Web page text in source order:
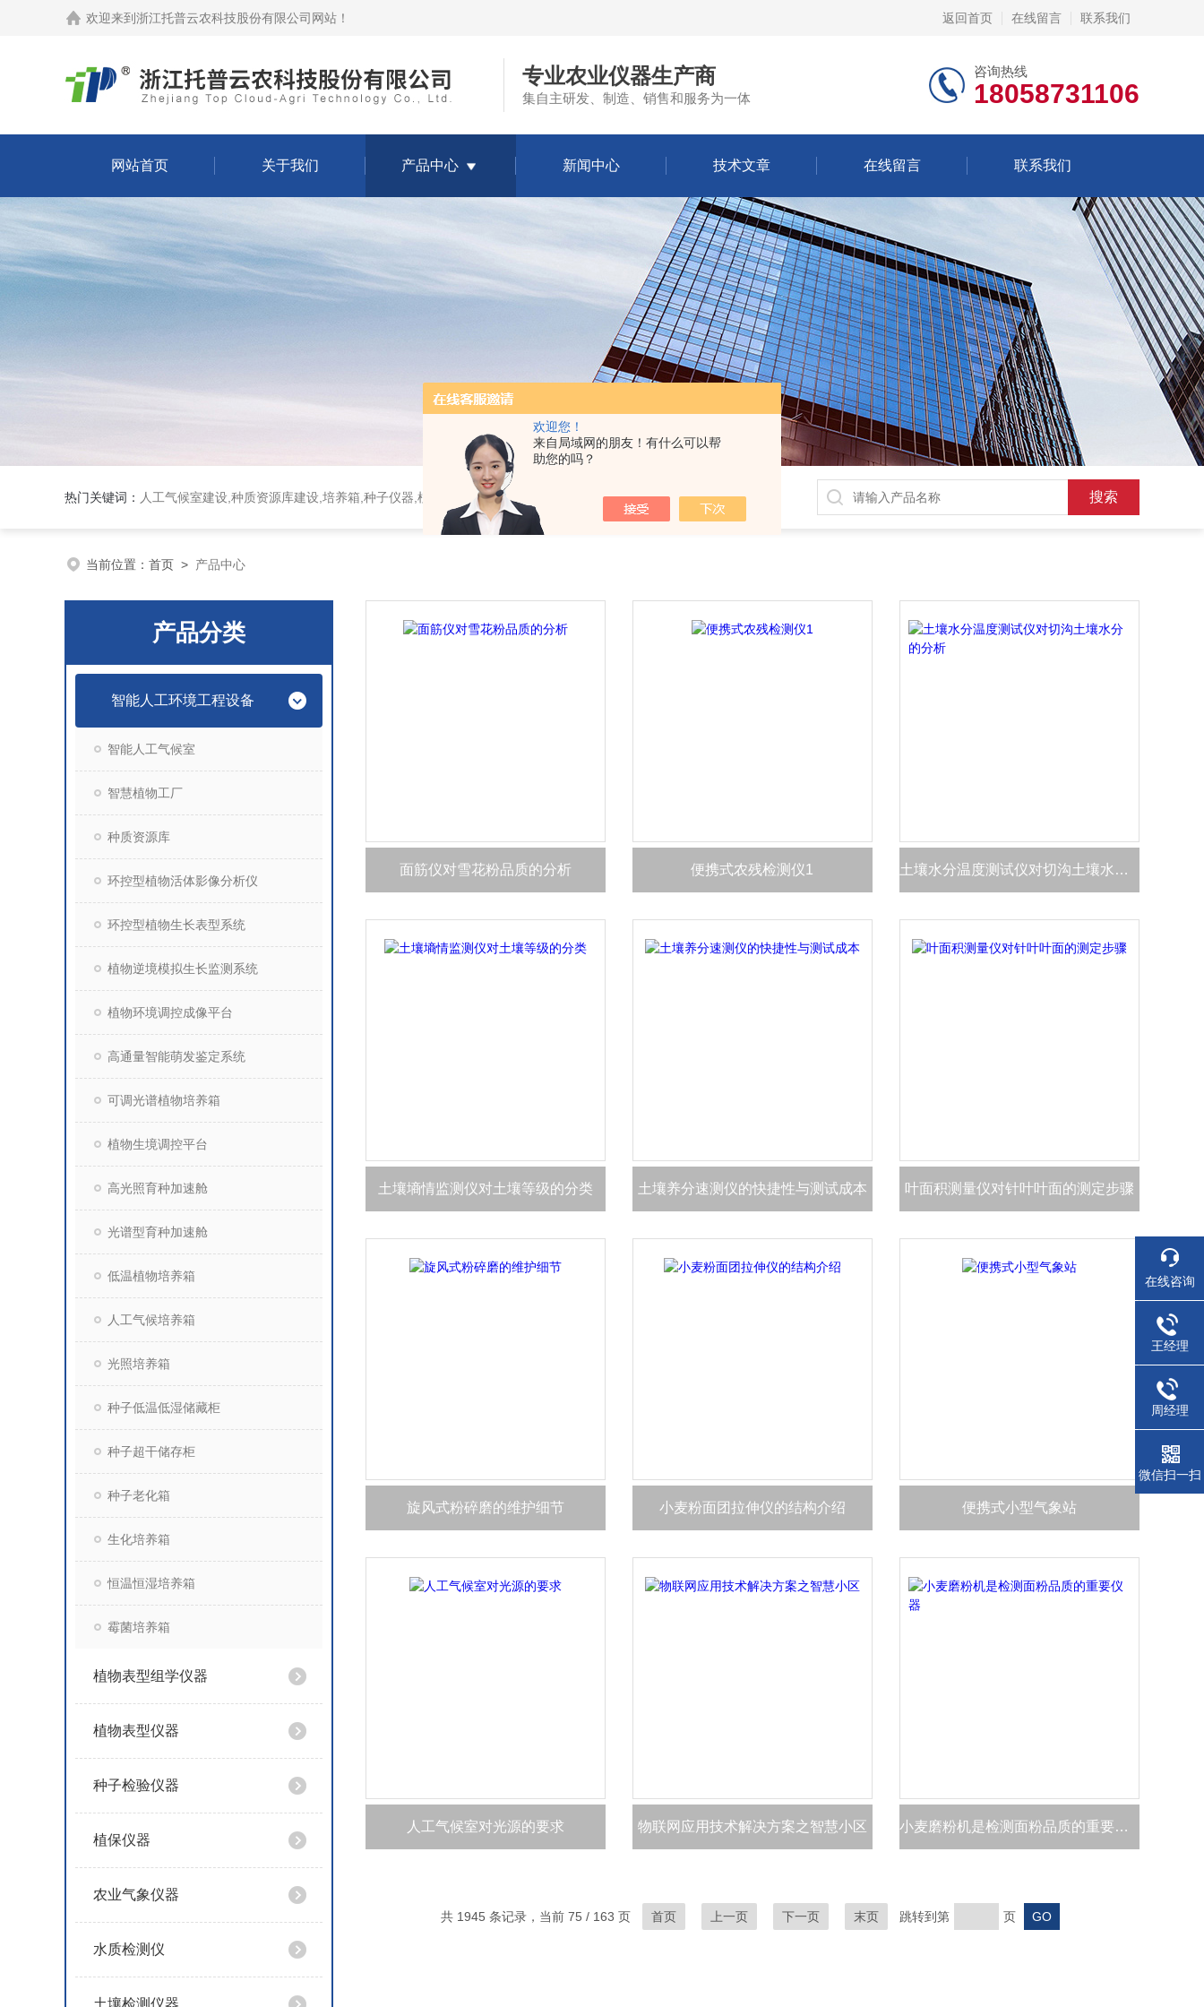
欢迎您！
来自局域网的朋友！有什么可以帮
助您的吗？
欢迎来到 浙江托普云农科技股份有限公司网站 ！ 返回首页 在线留言 联系我们
专业农业仪器生产商
集自主研发、制造、销售和服务为一体
咨询热线
18058731106
网站首页 关于我们 产品中心 新闻中心 技术文章 在线留言 联系我们
热门关键词： 人工气候室建设,种质资源库建设,培养箱,种子仪器,植物生理仪器,植保仪器,土壤仪器,环境气象仪器
当前位置： 首页 > 产品中心
产品分类
智能人工环境工程设备
智能人工气候室
智慧植物工厂
种质资源库
环控型植物活体影像分析仪
环控型植物生长表型系统
植物逆境模拟生长监测系统
植物环境调控成像平台
高通量智能萌发鉴定系统
可调光谱植物培养箱
植物生境调控平台
高光照育种加速舱
光谱型育种加速舱
低温植物培养箱
人工气候培养箱
光照培养箱
种子低温低湿储藏柜
种子超干储存柜
种子老化箱
生化培养箱
恒温恒湿培养箱
霉菌培养箱
植物表型组学仪器
植物表型仪器
种子检验仪器
植保仪器
农业气象仪器
水质检测仪
土壤检测仪器
面筋仪对雪花粉品质的分析 便携式农残检测仪1 土壤水分温度测试仪对切沟土壤水分的分析
土壤墒情监测仪对土壤等级的分类 土壤养分速测仪的快捷性与测试成本 叶面积测量仪对针叶叶面的测定步骤
旋风式粉碎磨的维护细节 小麦粉面团拉伸仪的结构介绍 便携式小型气象站
人工气候室对光源的要求 物联网应用技术解决方案之智慧小区 小麦磨粉机是检测面粉品质的重要仪器
共 1945 条记录，当前 75 / 163 页 首页 上一页 下一页 末页 跳转到第 页
在线咨询
王经理
周经理
微信扫一扫